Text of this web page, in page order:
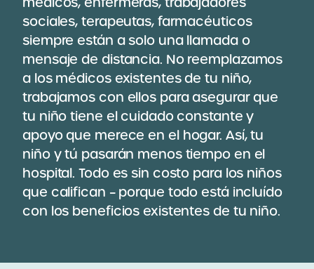
sociales, terapeutas, farmacéuticos
siempre están a solo una llamada o
mensaje de distancia. No reemplazamos
a los médicos existentes de tu niño,
trabajamos con ellos para asegurar que
tu niño tiene el cuidado constante y
apoyo que merece en el hogar. Así, tu
niño y tú pasarán menos tiempo en el
hospital. Todo es sin costo para los niños
que califican – porque todo está incluído
con los beneficios existentes de tu niño.